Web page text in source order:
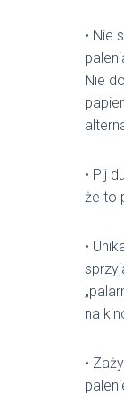
• Nie
Nie
• Pij
że to
•
na
•